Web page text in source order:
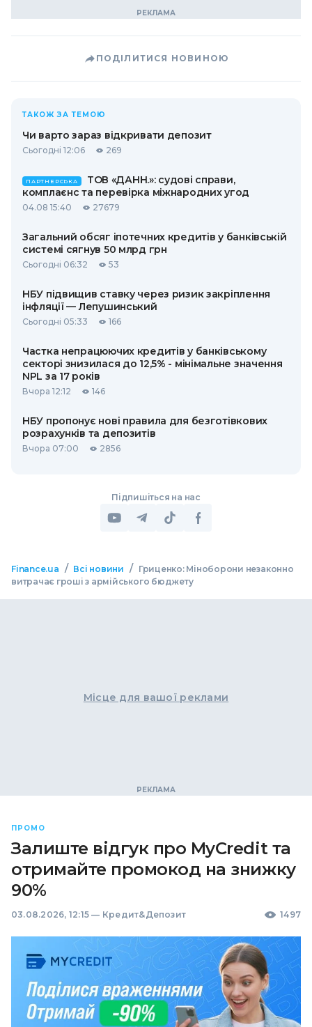
ПОДІЛИТИСЯ НОВИНОЮ
ТАКОЖ ЗА ТЕМОЮ
Чи варто зараз відкривати депозит
Сьогодні 12:06 269
ПАРТНЕРСЬКА
ТОВ «ДАНН.»: судові справи,
комплаєнс та перевірка міжнародних угод
04.08 15:40 27679
Загальний обсяг іпотечних кредитів у банківській
системі сягнув 50 млрд грн
Сьогодні 06:32 53
НБУ підвищив ставку через ризик закріплення
інфляції — Лепушинський
Сьогодні 05:33 166
Частка непрацюючих кредитів у банківському
секторі знизилася до 12,5% - мінімальне значення
NPL за 17 років
Вчора 12:12 146
НБУ пропонує нові правила для безготівкових
розрахунків та депозитів
Вчора 07:00 2856
Підпишіться на нас
Finance.ua / Всі новини /
Гриценко: Міноборони незаконно
витрачає гроші з армійського бюджету
Місце для вашої реклами
ПРОМО
Залиште відгук про MyCredit та
отримайте промокод на знижку
90%
03.08.2026, 12:15 — Кредит&Депозит 1497